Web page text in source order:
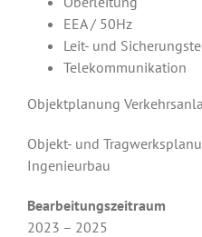
EEA / 50Hz
Leit- und
Telekommunikation
Objektplanung
Objekt- und
Ingenieurbau
Bearbeitungszeitraum
2023 – 2025